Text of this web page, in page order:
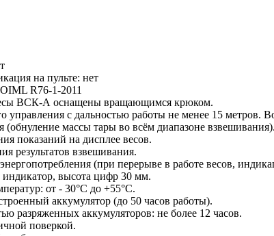
на пульте: нет
OIML R76-1-2011
ВСК-А оснащены вращающимся крюком.
управления с дальностью работы не менее 15
(обнуление массы тары во всём диапазоне взвешивания).
показаний на дисплее весов.
результатов взвешивания.
(при перерыве в работе весов,
высота цифр 30 мм.
от - 30°C до +55°С.
аккумулятор (до 50 часов работы).
разряженных аккумуляторов: не более 12 часов.
поверкой.